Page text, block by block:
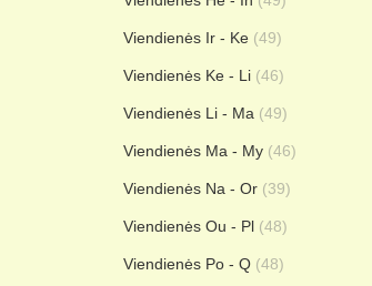
Viendienės Ir - Ke (49)
Viendienės Ke - Li (46)
Viendienės Li - Ma (49)
Viendienės Ma - My (46)
Viendienės Na - Or (39)
Viendienės Ou - Pl (48)
Viendienės Po - Q (48)